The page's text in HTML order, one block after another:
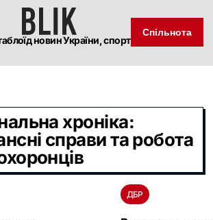
новин України, спорт
Спільнота
хроніка:
справи та робота
ДБР